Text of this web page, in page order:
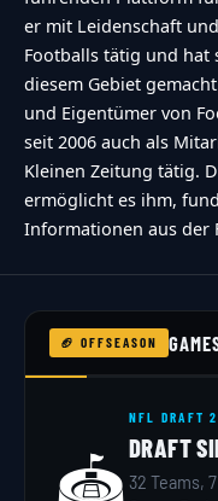
in with
Abstimmen ist bei
abgelaufen","poll-
akzeptiert noch
answers-
treffen.","max-
er mit Leidenschaft
Footballs tätig und hat
diesem Gebiet
und Eigentümer von
seit 2006 auch als
Kleinen Zeitung tätig.
ermöglicht es ihm,
Informationen aus der
🏈 OFFSEASON
NFL DRAFT
DRAFT
32 Teams,